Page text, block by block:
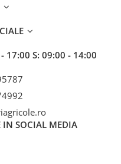
17:00 S: 09:00 - 14:00
IN SOCIAL MEDIA